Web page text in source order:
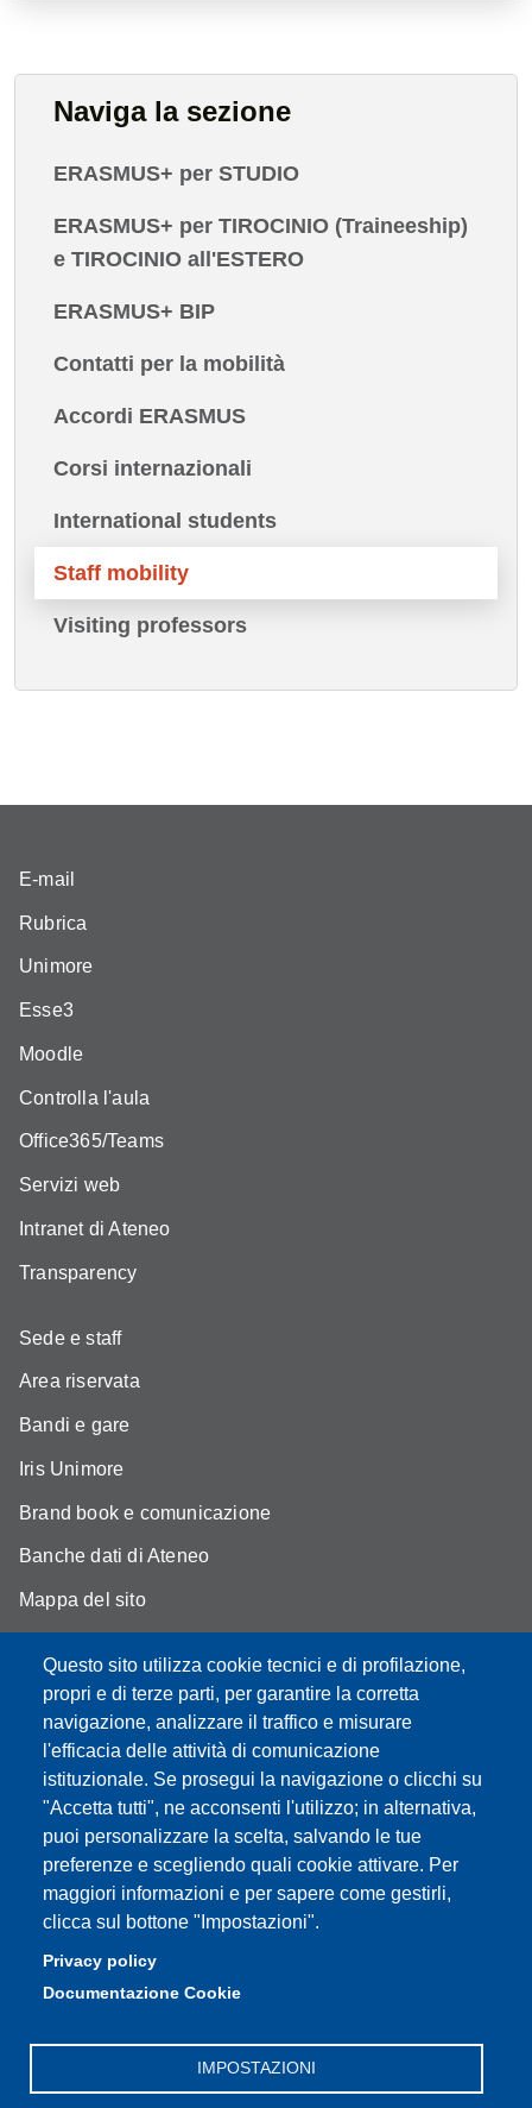
Naviga la sezione
ERASMUS+ per STUDIO
ERASMUS+ per TIROCINIO (Traineeship)
e TIROCINIO all'ESTERO
ERASMUS+ BIP
Contatti per la mobilità
Accordi ERASMUS
Corsi internazionali
International students
Staff mobility
Visiting professors
Questo sito utilizza cookie tecnici e di profilazione,
propri e di terze parti, per garantire la corretta
navigazione, analizzare il traffico e misurare
l'efficacia delle attività di comunicazione
istituzionale. Se prosegui la navigazione o clicchi su
"Accetta tutti", ne acconsenti l'utilizzo; in alternativa,
puoi personalizzare la scelta, salvando le tue
preferenze e scegliendo quali cookie attivare. Per
maggiori informazioni e per sapere come gestirli,
clicca sul bottone "Impostazioni".
Privacy policy
Documentazione Cookie
IMPOSTAZIONI
E-mail
Rubrica
Unimore
Esse3
Moodle
Controlla l'aula
Office365/Teams
Servizi web
Intranet di Ateneo
Transparency
Sede e staff
Area riservata
Bandi e gare
Iris Unimore
Brand book e comunicazione
Banche dati di Ateneo
Mappa del sito
Accessibility
Privacy e Cookie policy
Partita IVA: 00427620364
Dipartimento di Studi Linguistici e Culturali
Sede: Largo Sant'Eufemia 19 - 41121 Modena
Pec: didattica.dslc@pec.unimore.it
Tel: portineria059/2055811